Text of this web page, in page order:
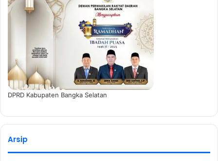
DPRD Kabupaten Bangka Selatan
Arsip